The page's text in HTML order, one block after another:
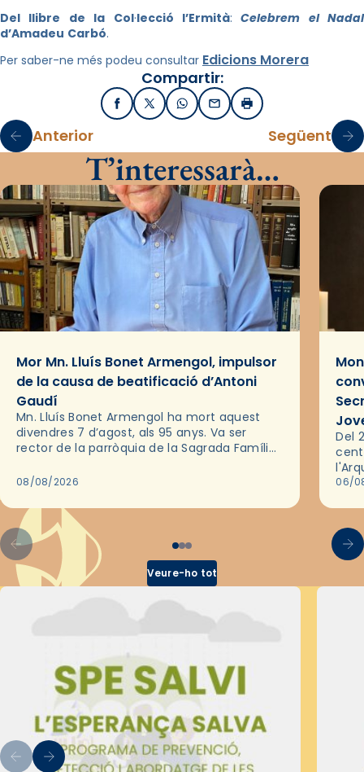
Del llibre de la Col·lecció l’Ermità: Celebrem el Nadal
d’Amadeu Carbó.
Per saber-ne més podeu consultar Edicions Morera
Compartir:
FacebookX / TwitterWhatsApp
EmailImprimir
Anterior Següent
T’interessarà…
Mor Mn. Lluís Bonet Armengol, impulsor
de la causa de beatificació d’Antoni
Gaudí
Mn. Lluís Bonet Armengol ha mort aquest
divendres 7 d’agost, als 95 anys. Va ser
rector de la parròquia de la Sagrada Família
2018,…
08/08/2026
Del
les
06/
Veure-ho tot